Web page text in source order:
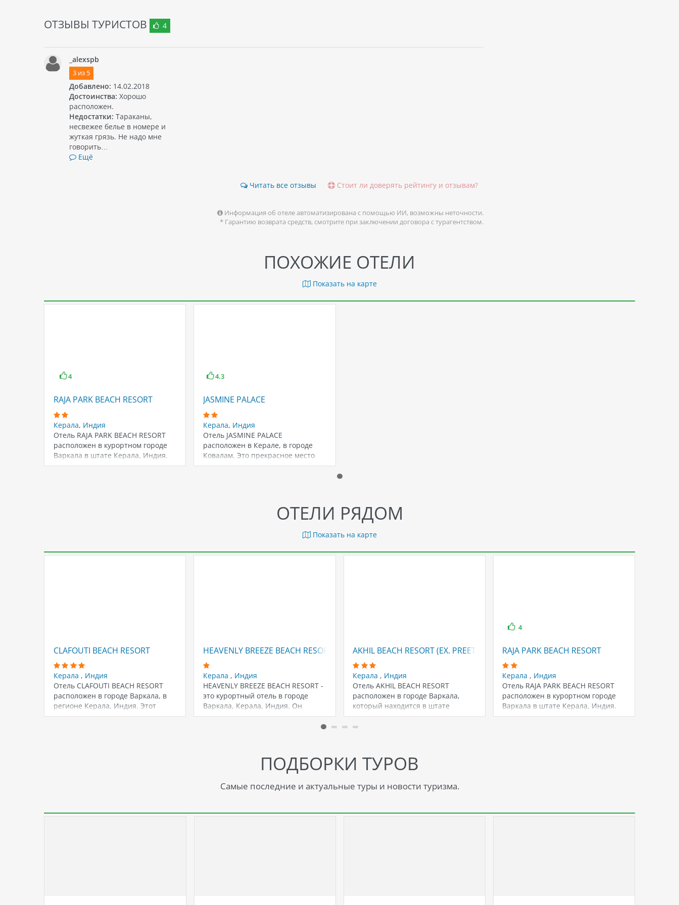
ОТЗЫВЫ ТУРИСТОВ 4
_alexspb
3из 5
Добавлено: 14.02.2018
Достоинства: Хорошо
расположен.
Недостатки: Тараканы,
несвежее белье в номере и
жуткая грязь. Не надо мне
говорить…
Ещё
Читать все отзывы Стоит ли доверять рейтингу и отзывам?
Информация об отеле автоматизирована с помощью ИИ, возможны неточности.
* Гарантию возврата средств, смотрите при заключении договора с турагентством.
ПОХОЖИЕ ОТЕЛИ
Показать на карте
4
RAJA PARK BEACH RESORT
Керала, Индия
Отель RAJA PARK BEACH RESORT
расположен в курортном городе
Варкала в штате Керала, Индия.
Отель…
4.3
JASMINE PALACE
Керала, Индия
Отель JASMINE PALACE
расположен в Керале, в городе
Ковалам. Это прекрасное место
для семейного отдыха…
ОТЕЛИ РЯДОМ
Показать на карте
CLAFOUTI BEACH RESORT
Керала , Индия
Отель CLAFOUTI BEACH RESORT
расположен в городе Варкала, в
регионе Керала, Индия. Этот
отель является…
HEAVENLY BREEZE BEACH RESORT
Керала , Индия
HEAVENLY BREEZE BEACH RESORT -
это курортный отель в городе
Варкала, Керала, Индия. Он
расположен…
AKHIL BEACH RESORT (EX. PREETH BEACH RESORT)
Керала , Индия
Отель AKHIL BEACH RESORT
расположен в городе Варкала,
который находится в штате
Керала на юго-западе…
4
RAJA PARK BEACH RESORT
Керала , Индия
Отель RAJA PARK BEACH RESORT
расположен в курортном городе
Варкала в штате Керала, Индия.
Отель…
ПОДБОРКИ ТУРОВ
Самые последние и актуальные туры и новости туризма.